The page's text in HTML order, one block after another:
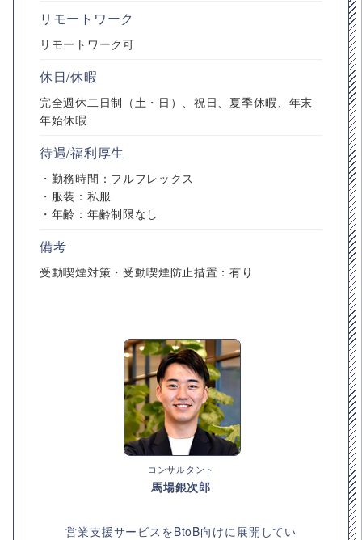
リモートワーク
リモートワーク可
休日/休暇
完全週休二日制（土・日）、祝日、夏季休暇、年末
年始休暇
待遇/福利厚生
・勤務時間：フルフレックス
・服装：私服
・年齢：年齢制限なし
備考
受動喫煙対策・受動喫煙防止措置：有り
コンサルタント
馬場銀次郎
営業支援サービスをBtoB向けに展開してい